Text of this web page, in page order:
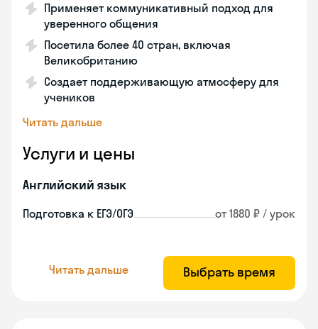
Применяет коммуникативный подход для
уверенного общения
Посетила более 40 стран, включая
Великобританию
Создает поддерживающую атмосферу для
учеников
Читать дальше
Услуги и цены
Английский язык
Подготовка к ЕГЭ/ОГЭ от 1880 ₽ / урок
Читать дальше Выбрать время